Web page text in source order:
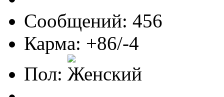
Сообщений: 456
Карма: +86/-4
Пол: